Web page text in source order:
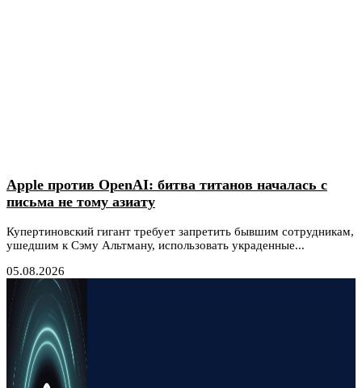
Apple против OpenAI: битва титанов началась с
письма не тому азиату
Купертиновский гигант требует запретить бывшим сотрудникам,
ушедшим к Сэму Альтману, использовать украденные...
05.08.2026